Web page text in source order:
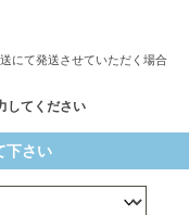
にて発送させていただく場合
してください
下さい